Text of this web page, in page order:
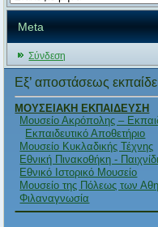
Meta
Σύνδεση
Εξ’ αποστάσεως
ΜΟΥΣΕΙΑΚΗ ΕΚΠΑΙΔΕΥΣΗ
Μουσείο Ακρόπολης –
Εκπαιδευτικό Αποθετήριο
Μουσείο Κυκλαδικής Τέχνης
Εθνική Πινακοθήκη -
Εθνικό Ιστορικό Μουσείο
Μουσείο της Πόλεως των
Φιλαναγνωσία